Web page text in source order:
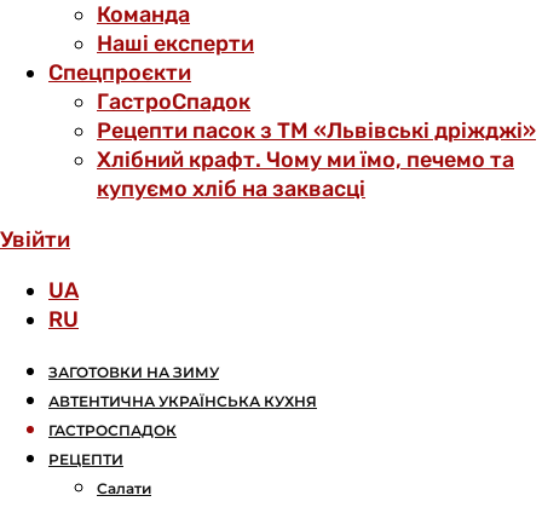
Команда
Наші експерти
Спецпроєкти
ГастроСпадок
Рецепти пасок з ТМ «Львівські дріжджі»
Хлібний крафт. Чому ми їмо, печемо та
купуємо хліб на заквасці
Увійти
UA
RU
ЗАГОТОВКИ НА ЗИМУ
АВТЕНТИЧНА УКРАЇНСЬКА КУХНЯ
ГАСТРОСПАДОК
РЕЦЕПТИ
Салати